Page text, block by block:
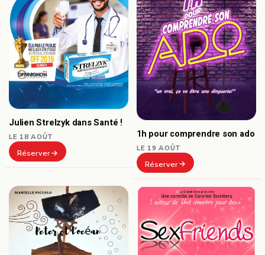
Julien Strelzyk dans Santé !
LE 18 AOÛT
Réserver
1h pour comprendre son ado
LE 19 AOÛT
Réserver